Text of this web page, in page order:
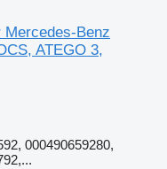
Mercedes-Benz
ATEGO 3,
000490659280,